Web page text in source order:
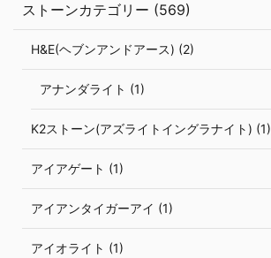
ストーンカテゴリー (569)
H&E(ヘブンアンドアース) (2)
アナンダライト (1)
K2ストーン(アズライトイングラナイト) (1)
アイアゲート (1)
アイアンタイガーアイ (1)
アイオライト (1)